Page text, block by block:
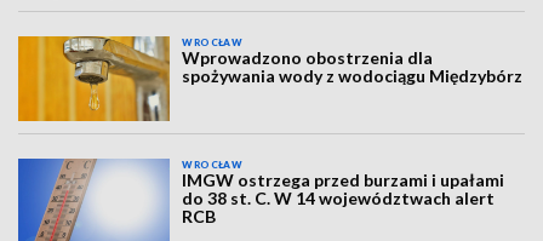
WROCŁAW
Wprowadzono obostrzenia dla
spożywania wody z wodociągu Międzybórz
WROCŁAW
IMGW ostrzega przed burzami i upałami
do 38 st. C. W 14 województwach alert
RCB